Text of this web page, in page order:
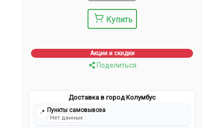
Купить
Акции и скидки
Поделиться
Доставка в город Колумбус
📍 Пункты самовывоза
Нет данных